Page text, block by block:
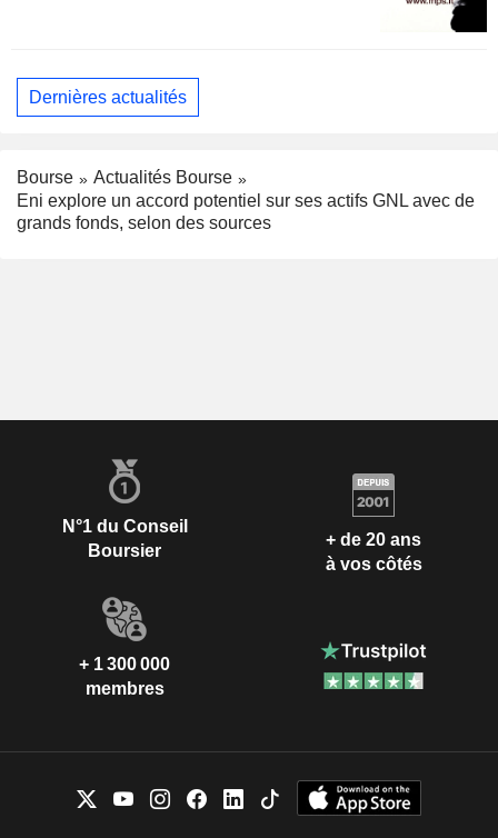
Dernières actualités
Bourse
Actualités Bourse
Eni explore un accord potentiel sur ses actifs GNL avec de
grands fonds, selon des sources
N°1 du Conseil
Boursier
+ de 20 ans
à vos côtés
+ 1 300 000
membres